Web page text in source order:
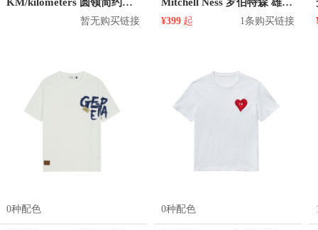
暂无购买链接 ¥399 起 1条购买链接
0种配色 0种配色